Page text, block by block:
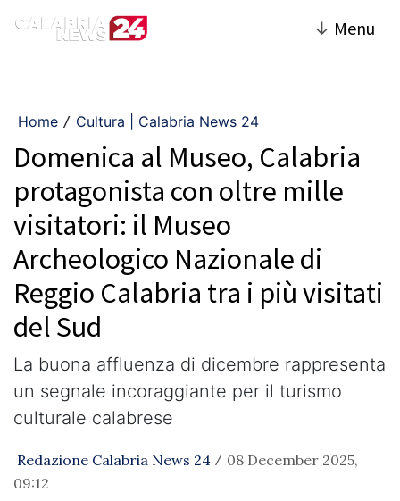
↓ Menu
Home / Cultura | Calabria News 24
Domenica al Museo, Calabria
protagonista con oltre mille
visitatori: il Museo
Archeologico Nazionale di
Reggio Calabria tra i più visitati
del Sud
La buona affluenza di dicembre rappresenta
un segnale incoraggiante per il turismo
culturale calabrese
Redazione Calabria News 24 / 08 December 2025,
09:12